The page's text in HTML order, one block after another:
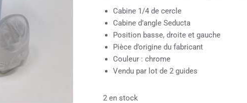
Cabine 1/4 de cercle
Cabine d’angle Seducta
Position basse, droite et gauche
Pièce d’origine du fabricant
Couleur : chrome
Vendu par lot de 2 guides
2 en stock